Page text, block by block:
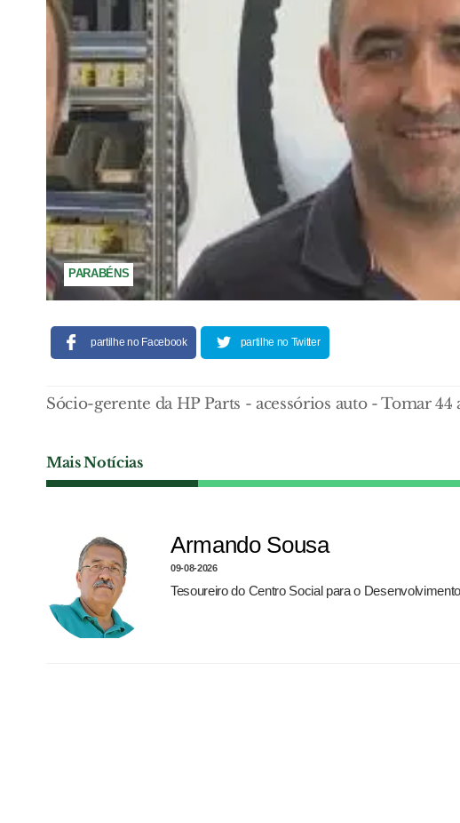
PARABÉNS
partilhe no Facebook partilhe no Twitter
Sócio-gerente da HP Parts - acessórios auto - Tomar 44
Mais Notícias
Armando Sousa
09-08-2026
Tesoureiro do Centro Social para o